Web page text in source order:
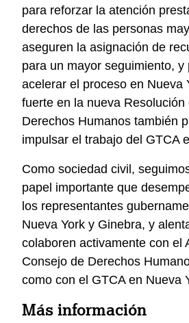
para reforzar la atención
derechos de las personas
aseguren la asignación de
para un mayor seguimiento, y
acelerar el proceso en Nueva
fuerte en la nueva
Derechos Humanos también
impulsar el trabajo del GTCA
Como sociedad civil,
papel importante que
los representantes
Nueva York y Ginebra, y
colaboren activamente con el
Consejo de Derechos
como con el GTCA en Nueva
Más información